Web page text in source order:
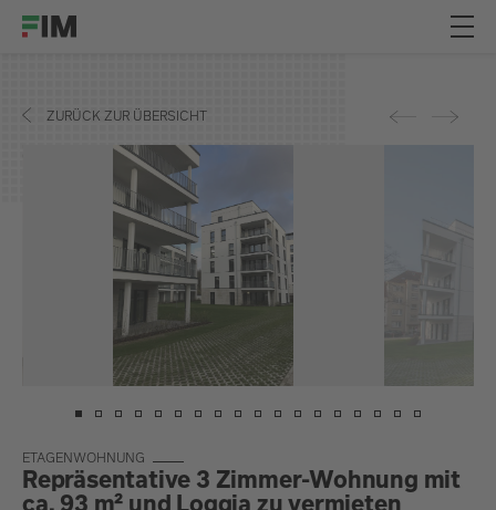
ZURÜCK ZUR ÜBERSICHT
ETA­GEN­WOH­NUNG
Repräsentative 3 Zimmer-Wohnung mit
ca. 93 m² und Loggia zu vermieten